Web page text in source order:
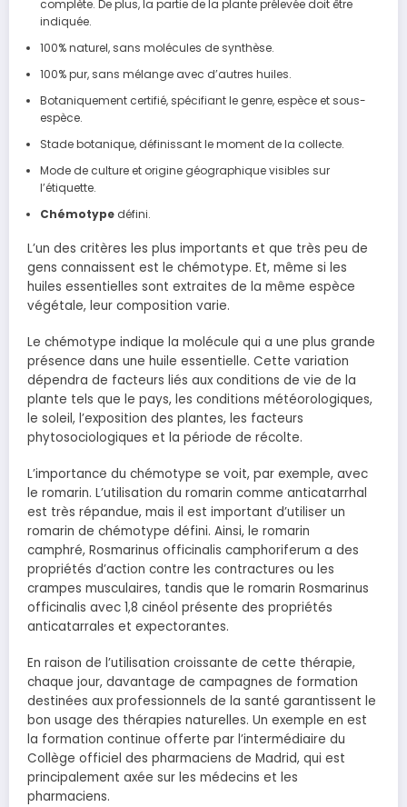
complète. De plus, la partie de la plante prélevée doit être
indiquée.
100% naturel, sans molécules de synthèse.
100% pur, sans mélange avec d’autres huiles.
Botaniquement certifié, spécifiant le genre, espèce et sous-
espèce.
Stade botanique, définissant le moment de la collecte.
Mode de culture et origine géographique visibles sur
l’étiquette.
Chémotypedéfini.
L’un des critères les plus importants et que très peu de
gens connaissent est le chémotype. Et, même si les
huiles essentielles sont extraites de la même espèce
végétale, leur composition varie.
Le chémotype indique la molécule qui a une plus grande
présence dans une huile essentielle. Cette variation
dépendra de facteurs liés aux conditions de vie de la
plante tels que le pays, les conditions météorologiques,
le soleil, l’exposition des plantes, les facteurs
phytosociologiques et la période de récolte.
L’importance du chémotype se voit, par exemple, avec
le romarin. L’utilisation du romarin comme anticatarrhal
est très répandue, mais il est important d’utiliser un
romarin de chémotype défini. Ainsi, le romarin
camphré, Rosmarinus officinalis camphoriferum a des
propriétés d’action contre les contractures ou les
crampes musculaires, tandis que le romarin Rosmarinus
officinalis avec 1,8 cinéol présente des propriétés
anticatarrales et expectorantes.
En raison de l’utilisation croissante de cette thérapie,
chaque jour, davantage de campagnes de formation
destinées aux professionnels de la santé garantissent le
bon usage des thérapies naturelles. Un exemple en est
la formation continue offerte par l’intermédiaire du
Collège officiel des pharmaciens de Madrid, qui est
principalement axée sur les médecins et les
pharmaciens.